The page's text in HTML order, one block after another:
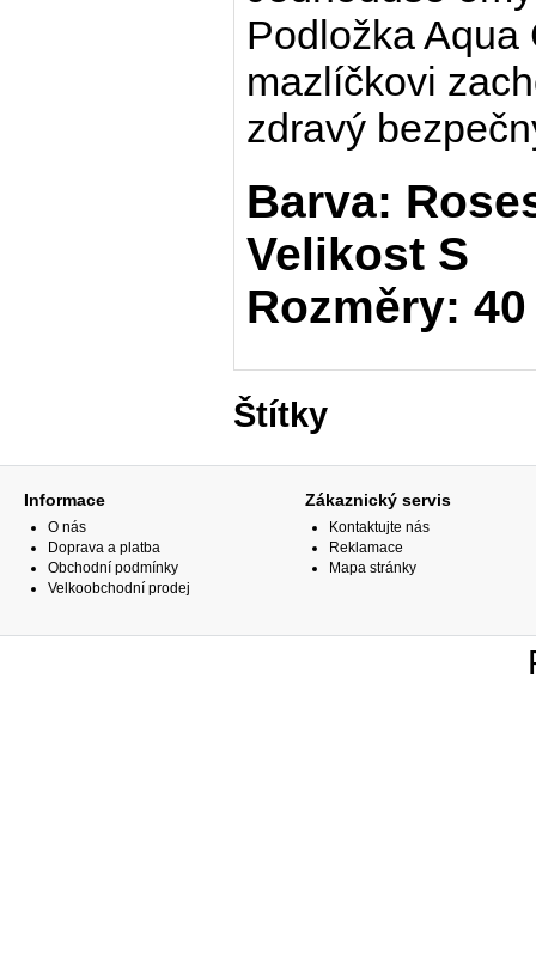
Podložka Aqua
mazlíčkovi
zdravý
Barva:
Velikost S
Rozměry:
Štítky
Informace
O nás
Doprava a platba
Obchodní podmínky
Velkoobchodní prodej
Zákaznický servis
Kontaktujte nás
Reklamace
Mapa stránky